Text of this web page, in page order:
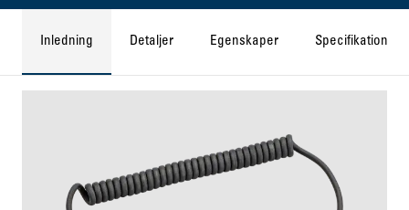
Inledning Detaljer Egenskaper Specifikationer